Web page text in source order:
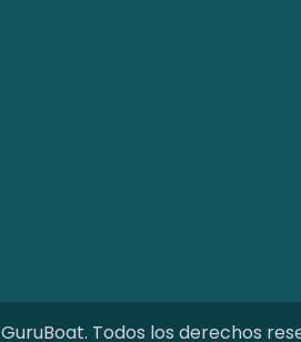
GuruBoat. Todos los derechos